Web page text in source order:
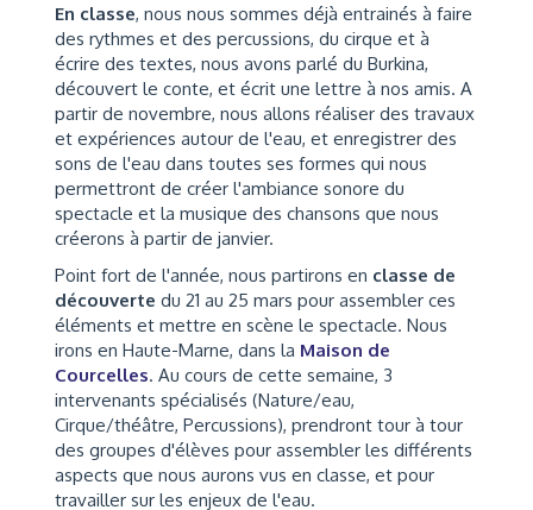
En classe, nous nous sommes déjà entrainés à faire
des rythmes et des percussions, du cirque et à
écrire des textes, nous avons parlé du Burkina,
découvert le conte, et écrit une lettre à nos amis. A
partir de novembre, nous allons réaliser des travaux
et expériences autour de l'eau, et enregistrer des
sons de l'eau dans toutes ses formes qui nous
permettront de créer l'ambiance sonore du
spectacle et la musique des chansons que nous
créerons à partir de janvier.
Point fort de l'année, nous partirons en classe de
découverte du 21 au 25 mars pour assembler ces
éléments et mettre en scène le spectacle. Nous
irons en Haute-Marne, dans la Maison de
Courcelles. Au cours de cette semaine, 3
intervenants spécialisés (Nature/eau,
Cirque/théâtre, Percussions), prendront tour à tour
des groupes d'élèves pour assembler les différents
aspects que nous aurons vus en classe, et pour
travailler sur les enjeux de l'eau.